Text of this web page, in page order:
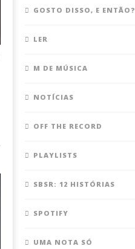
GOSTO DISSO, E ENTÃO?
LER
M DE MÚSICA
NOTÍCIAS
OFF THE RECORD
PLAYLISTS
SBSR: 12 HISTÓRIAS
SPOTIFY
UMA NOTA SÓ